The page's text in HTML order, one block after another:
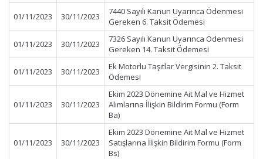
01/11/2023 30/11/2023
7440 Sayılı Kanun Uyarınca Ödenmesi
Gereken 6. Taksit Ödemesi
01/11/2023 30/11/2023
7326 Sayılı Kanun Uyarınca Ödenmesi
Gereken 14. Taksit Ödemesi
01/11/2023 30/11/2023
Ek Motorlu Taşıtlar Vergisinin 2. Taksit
Ödemesi
01/11/2023 30/11/2023
Ekim 2023 Dönemine Ait Mal ve Hizmet
Alımlarına İlişkin Bildirim Formu (Form
Ba)
01/11/2023 30/11/2023
Ekim 2023 Dönemine Ait Mal ve Hizmet
Satışlarına İlişkin Bildirim Formu (Form
Bs)